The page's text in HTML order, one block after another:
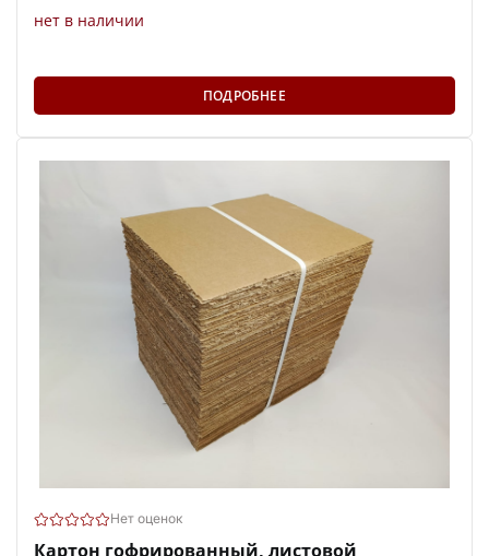
нет в наличии
ПОДРОБНЕЕ
Нет оценок
Картон гофрированный, листовой